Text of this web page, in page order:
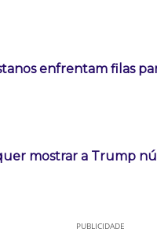
enfrentam filas
mostrar a Trump
PUBLICIDADE